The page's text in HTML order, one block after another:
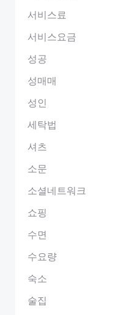
서비스료
서비스요금
성공
성매매
성인
세탁법
셔츠
소문
소셜네트워크
쇼핑
수면
수요량
숙소
술집